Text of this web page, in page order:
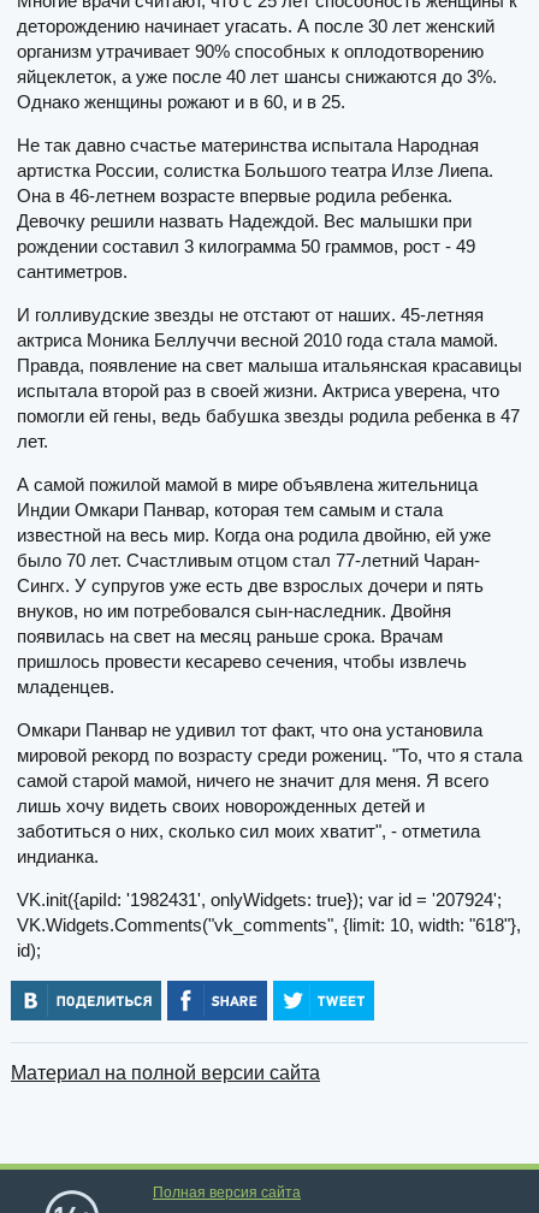
деторождению начинает угасать. А после 30 лет женский
организм утрачивает 90% способных к оплодотворению
яйцеклеток, а уже после 40 лет шансы снижаются до 3%.
Однако женщины рожают и в 60, и в 25.
Не так давно счастье материнства испытала Народная
артистка России, солистка Большого театра Илзе Лиепа.
Она в 46-летнем возрасте впервые родила ребенка.
Девочку решили назвать Надеждой. Вес малышки при
рождении составил 3 килограмма 50 граммов, рост - 49
сантиметров.
И голливудские звезды не отстают от наших. 45-летняя
актриса Моника Беллуччи весной 2010 года стала мамой.
Правда, появление на свет малыша итальянская красавицы
испытала второй раз в своей жизни. Актриса уверена, что
помогли ей гены, ведь бабушка звезды родила ребенка в 47
лет.
А самой пожилой мамой в мире объявлена жительница
Индии Омкари Панвар, которая тем самым и стала
известной на весь мир. Когда она родила двойню, ей уже
было 70 лет. Счастливым отцом стал 77-летний Чаран-
Сингх. У супругов уже есть две взрослых дочери и пять
внуков, но им потребовался сын-наследник. Двойня
появилась на свет на месяц раньше срока. Врачам
пришлось провести кесарево сечения, чтобы извлечь
младенцев.
Омкари Панвар не удивил тот факт, что она установила
мировой рекорд по возрасту среди рожениц. "То, что я стала
самой старой мамой, ничего не значит для меня. Я всего
лишь хочу видеть своих новорожденных детей и
заботиться о них, сколько сил моих хватит", - отметила
индианка.
VK.init({apiId: '1982431', onlyWidgets: true}); var id = '207924';
VK.Widgets.Comments("vk_comments", {limit: 10, width: "618"},
id);
Материал на полной версии сайта
Полная версия сайта